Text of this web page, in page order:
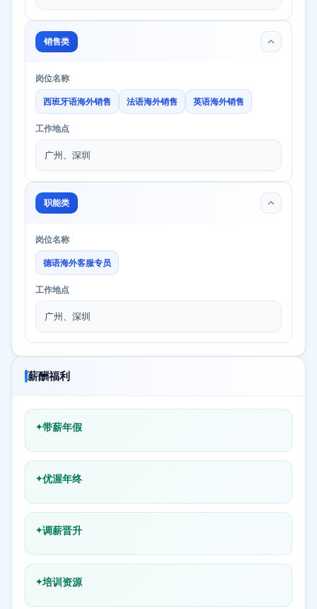
销售类
岗位名称
西班牙语海外销售 法语海外销售 英语海外销售
工作地点
广州、深圳
职能类
岗位名称
德语海外客服专员
工作地点
广州、深圳
薪酬福利
带薪年假
优渥年终
调薪晋升
培训资源